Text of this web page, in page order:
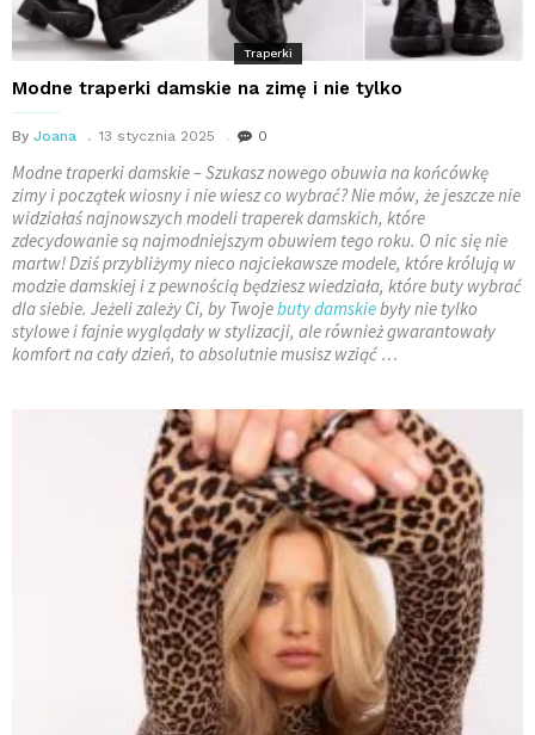
Traperki
Modne traperki damskie na zimę i nie tylko
By Joana 13 stycznia 2025 0
Modne traperki damskie – Szukasz nowego obuwia na końcówkę
zimy i początek wiosny i nie wiesz co wybrać? Nie mów, że jeszcze nie
widziałaś najnowszych modeli traperek damskich, które
zdecydowanie są najmodniejszym obuwiem tego roku. O nic się nie
martw! Dziś przybliżymy nieco najciekawsze modele, które królują w
modzie damskiej i z pewnością będziesz wiedziała, które buty wybrać
dla siebie. Jeżeli zależy Ci, by Twojebuty damskiebyły nie tylko
stylowe i fajnie wyglądały w stylizacji, ale również gwarantowały
komfort na cały dzień, to absolutnie musisz wziąć …